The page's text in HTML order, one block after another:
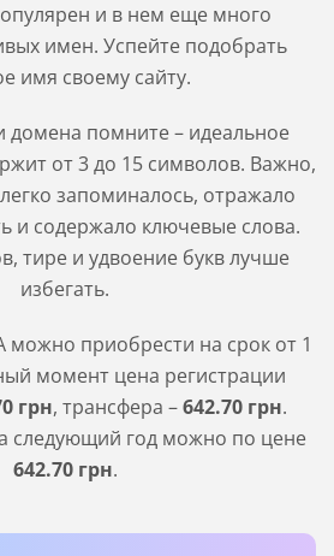
и в нем еще много
имен. Успейте подобрать
имя своему сайту.
домена помните – идеальное
от 3 до 15 символов. Важно,
запоминалось, отражало
и содержало ключевые слова.
тире и удвоение букв лучше
избегать.
можно приобрести на срок от 1
момент цена регистрации
грн, трансфера –642.70грн.
следующий год можно по цене
642.70грн.